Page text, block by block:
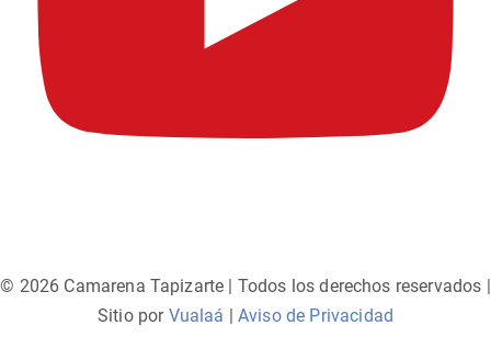
© 2026 Camarena Tapizarte | Todos los derechos reservados |
Sitio por Vualaá | Aviso de Privacidad